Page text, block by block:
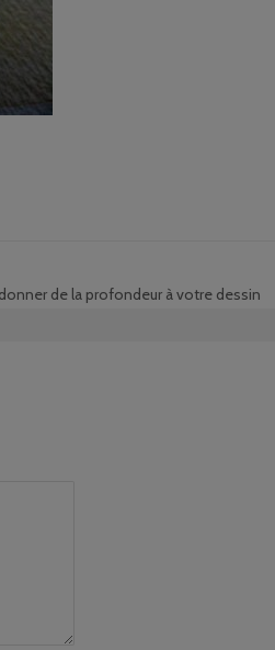
de la profondeur à votre dessin